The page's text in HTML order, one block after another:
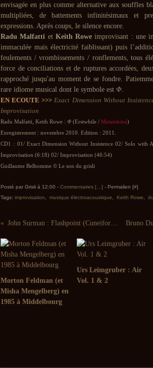
envisagée en plus comme alternative aux souffles
multipliées, de battements infinitésimaux et
expressions. Après coups, le silence encore.
Radu Malfatti et Keith Rowe improvisant : une
immaculée mais électricité faiblissant) puis
feulements / vrombissements / ronflements, tous
force de conciliations et de ruptures accordées,
rapproché jusqu'au moment de se fondre.
rare idiome musical dont le symbole est Φ.
EN ECOUTE >>>Exact Dimension Without
Improvisation
Radu Malfatti, Keith Rowe : Φ (Erstwhile / Metamkine)
Enregistrement : novembre 2010. Edition : 2011.
CD1 : 01/ Exact Dimension Without Insistence 02/ Solo with
Improvisation (6:18) 02/ Improvisation (46:54)
Guillaume Belhomme © Le son du grisli
Posté par Grisli à 12:00 - Commentaires [ ] - Permalien [#]
Tags: improvisation musique électroacoustique Keith Rowe
John Surman : Flashpoint (Cuneiform, 2011)
Morton Feldman (et
Misha Mengelberg) en
1985 à Middelbourg
Urs Leimgruber : Air
Vol. 1 & 2